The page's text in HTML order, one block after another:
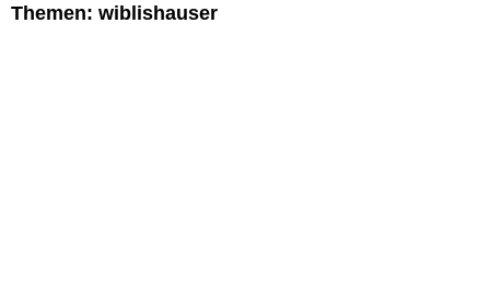
Themen: wiblishauser